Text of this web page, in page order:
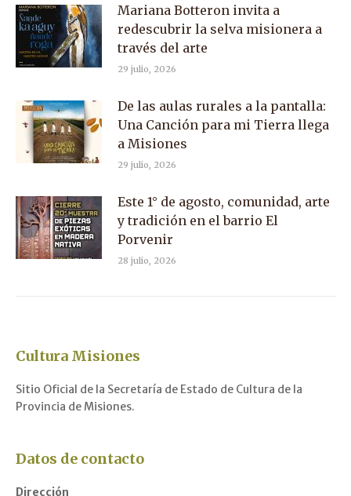
Mariana Botteron invita a
redescubrir la selva misionera a
través del arte
29 julio, 2026
De las aulas rurales a la pantalla:
Una Canción para mi Tierra llega
a Misiones
29 julio, 2026
Este 1° de agosto, comunidad, arte
y tradición en el barrio El
Porvenir
28 julio, 2026
Cultura Misiones
Sitio Oficial de la Secretaría de Estado de Cultura de la
Provincia de Misiones.
Datos de contacto
Dirección